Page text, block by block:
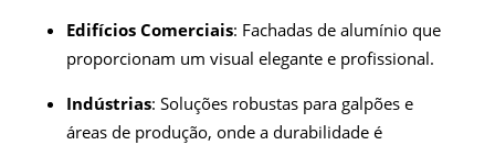
Edifícios Comerciais: Fachadas de alumínio que
proporcionam um visual elegante e profissional.
Indústrias: Soluções robustas para galpões e
áreas de produção, onde a durabilidade é